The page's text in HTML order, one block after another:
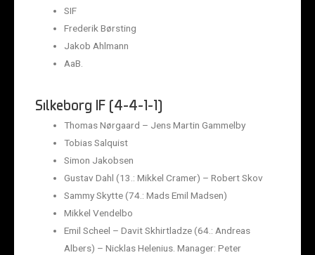
SIF
Frederik Børsting
Jakob Ahlmann
AaB.
Silkeborg IF (4-4-1-1)
Thomas Nørgaard – Jens Martin Gammelby
Tobias Salquist
Simon Jakobsen
Gustav Dahl (13.: Mikkel Cramer) – Robert Skov
Sammy Skytte (74.: Mads Emil Madsen)
Mikkel Vendelbo
Emil Scheel – Davit Skhirtladze (64.: Andreas
Albers) – Nicklas Helenius. Manager: Peter